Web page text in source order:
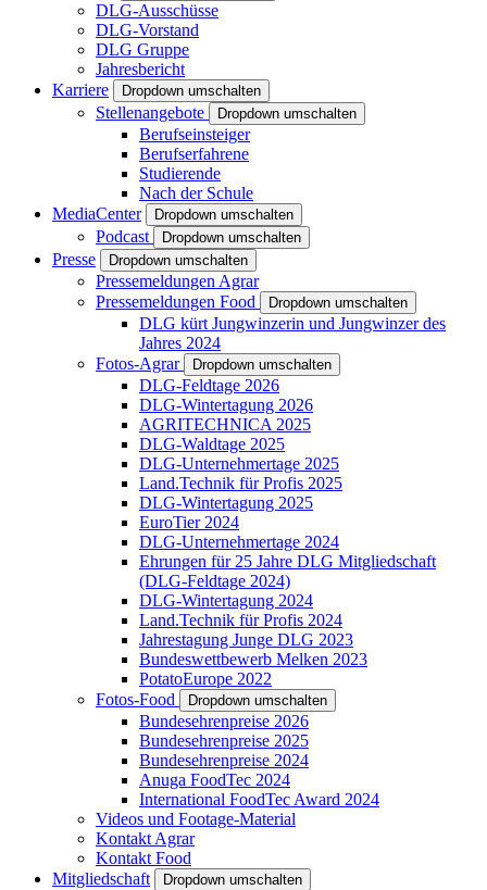
DLG-Ausschüsse
DLG-Vorstand
DLG Gruppe
Jahresbericht
Karriere
Dropdown umschalten
Stellenangebote Dropdown umschalten
Berufseinsteiger
Berufserfahrene
Studierende
Nach der Schule
MediaCenter
Dropdown umschalten
Podcast Dropdown umschalten
Presse Dropdown umschalten
Pressemeldungen Agrar
Pressemeldungen Food
Dropdown umschalten
DLG kürt Jungwinzerin und Jungwinzer des
Jahres 2024
Fotos-Agrar
Dropdown umschalten
DLG-Feldtage 2026
DLG-Wintertagung 2026
AGRITECHNICA 2025
DLG-Waldtage 2025
DLG-Unternehmertage 2025
Land.Technik für Profis 2025
DLG-Wintertagung 2025
EuroTier 2024
DLG-Unternehmertage 2024
Ehrungen für 25 Jahre DLG Mitgliedschaft
(DLG-Feldtage 2024)
DLG-Wintertagung 2024
Land.Technik für Profis 2024
Jahrestagung Junge DLG 2023
Bundeswettbewerb Melken 2023
PotatoEurope 2022
Fotos-Food
Dropdown umschalten
Bundesehrenpreise 2026
Bundesehrenpreise 2025
Bundesehrenpreise 2024
Anuga FoodTec 2024
International FoodTec Award 2024
Videos und Footage-Material
Kontakt Agrar
Kontakt Food
Mitgliedschaft
Dropdown umschalten